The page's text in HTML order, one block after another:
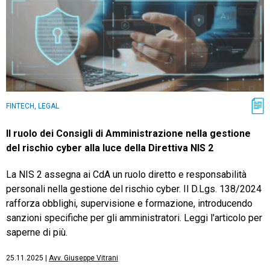
FINTECH, LEGAL
Il ruolo dei Consigli di Amministrazione nella gestione
del rischio cyber alla luce della Direttiva NIS 2
La NIS 2 assegna ai CdA un ruolo diretto e responsabilità
personali nella gestione del rischio cyber. Il D.Lgs. 138/2024
rafforza obblighi, supervisione e formazione, introducendo
sanzioni specifiche per gli amministratori. Leggi l'articolo per
saperne di più.
25.11.2025 Avv. Giuseppe Vitrani